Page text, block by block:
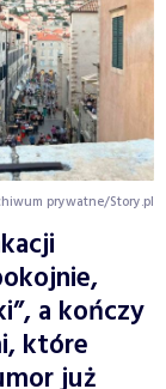
prywatne/Story.pl
a kończy
które
już